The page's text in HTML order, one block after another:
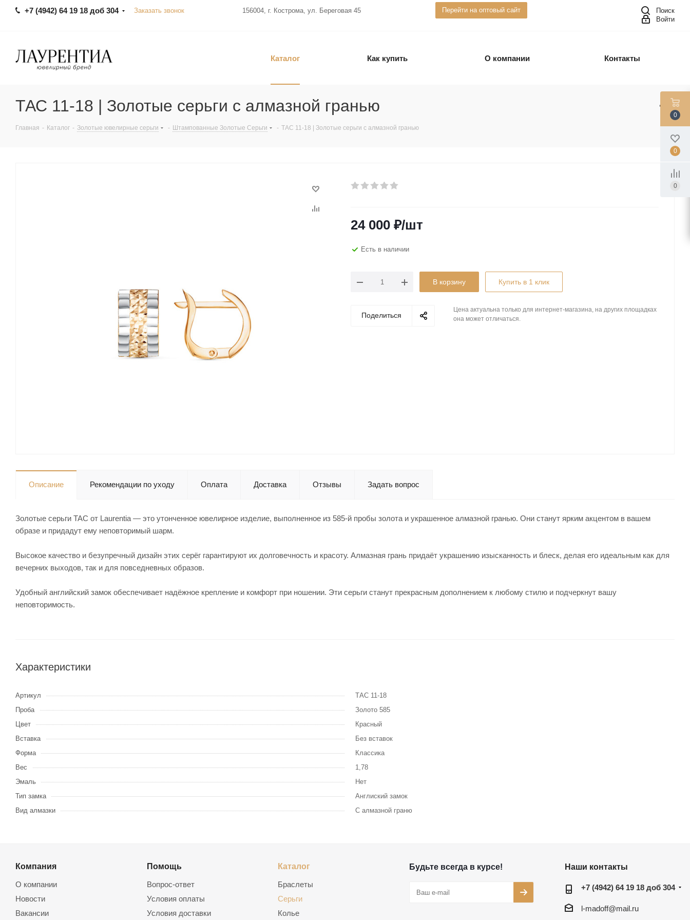
+7 (4942) 64 19 18 доб 304 Заказать звонок 156004, г. Кострома, ул. Береговая 45 Перейти на оптовый сайт
Поиск
Войти
Каталог Как купить О компании Контакты
ТАС 11-18 | Золотые серьги с алмазной гранью
Главная - Каталог - Золотые ювелирные серьги - Штампованные Золотые Серьги - ТАС 11-18 | Золотые серьги с алмазной гранью
24 000 ₽/шт
Есть в наличии
В корзину Купить в 1 клик
Поделиться
Цена актуальна только для интернет-магазина, на других площадках
она может отличаться.
Описание Рекомендации по уходу Оплата Доставка Отзывы Задать вопрос
Золотые серьги TAC от Laurentia — это утонченное ювелирное изделие, выполненное из 585-й пробы золота и украшенное алмазной гранью. Они станут ярким акцентом в вашем
образе и придадут ему неповторимый шарм.
Высокое качество и безупречный дизайн этих серёг гарантируют их долговечность и красоту. Алмазная грань придаёт украшению изысканность и блеск, делая его идеальным как для
вечерних выходов, так и для повседневных образов.
Удобный английский замок обеспечивает надёжное крепление и комфорт при ношении. Эти серьги станут прекрасным дополнением к любому стилю и подчеркнут вашу
неповторимость.
Характеристики
Артикул
ТАС 11-18
Проба
Золото 585
Цвет
Красный
Вставка
Без вставок
Форма
Классика
Вес
1,78
Эмаль
Нет
Тип замка
Англиский замок
Вид алмазки
С алмазной граню
Компания
О компании
Новости
Вакансии
Помощь
Вопрос-ответ
Условия оплаты
Условия доставки
Каталог
Браслеты
Серьги
Колье
Будьте всегда в курсе! Наши контакты
+7 (4942) 64 19 18 доб 304
l-madoff@mail.ru
0
0
0